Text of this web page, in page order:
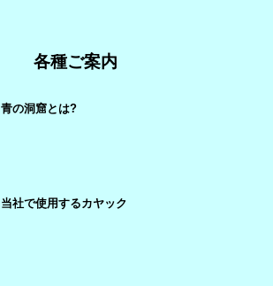
各種ご案内
青の洞窟とは?
当社で使用するカヤック